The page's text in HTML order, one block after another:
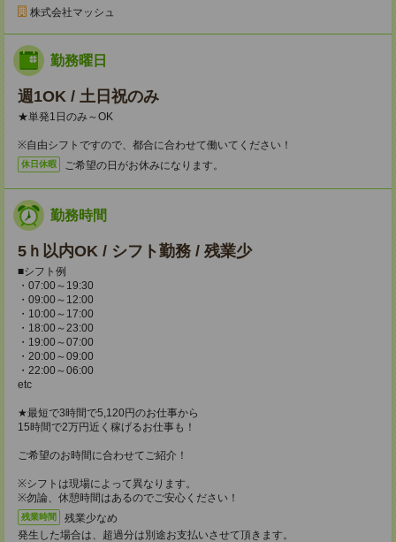
株式会社マッシュ
勤務曜日
週1OK / 土日祝のみ
★単発1日のみ～OK
※自由シフトですので、都合に合わせて働いてください！
休日休暇 ご希望の日がお休みになります。
勤務時間
5ｈ以内OK / シフト勤務 / 残業少
■シフト例
・07:00～19:30
・09:00～12:00
・10:00～17:00
・18:00～23:00
・19:00～07:00
・20:00～09:00
・22:00～06:00
etc
★最短で3時間で5,120円のお仕事から
15時間で2万円近く稼げるお仕事も！
ご希望のお時間に合わせてご紹介！
※シフトは現場によって異なります。
※勿論、休憩時間はあるのでご安心ください！
残業時間
残業少なめ
発生した場合は、超過分は別途お支払いさせて頂きます。